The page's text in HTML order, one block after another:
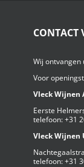
CONTACT
Wij ontvangen
Voor
Vleck Wijnen
Eerste
telefoon:+31
Vleck Wijnen
telefoon:+31